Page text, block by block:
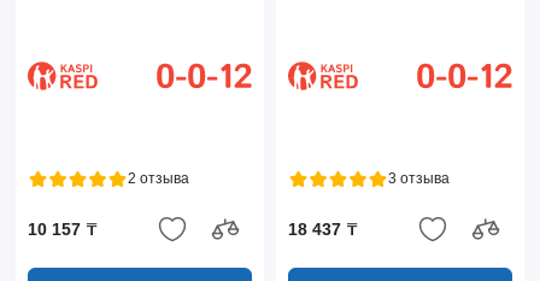
2 отзыва
10 157 ₸
3 отзыва
18 437 ₸